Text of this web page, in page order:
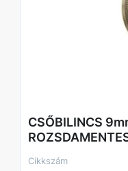
CSŐBILINCS
Cikkszám